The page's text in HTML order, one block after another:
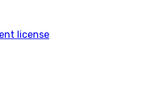
license